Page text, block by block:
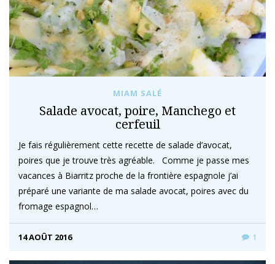
MIAM SALÉ
Salade avocat, poire, Manchego et
cerfeuil
Je fais régulièrement cette recette de salade d’avocat,
poires que je trouve très agréable. Comme je passe mes
vacances à Biarritz proche de la frontière espagnole j’ai
préparé une variante de ma salade avocat, poires avec du
fromage espagnol…
14 AOÛT 2016 1